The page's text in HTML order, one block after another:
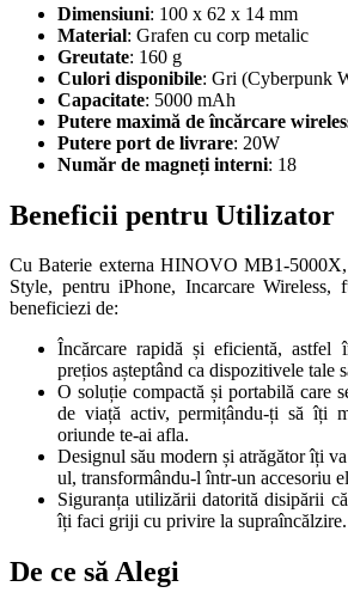
Dimensiuni: 100 x 62 x 14 mm
Material: Grafen cu corp metalic
Greutate: 160 g
Culori disponibile: Gri (Cyberpunk
Capacitate: 5000 mAh
Putere maximă de încărcare
Putere port de livrare: 20W
Număr de magneți interni: 18
Beneficii pentru Utilizator
Cu Baterie externa HINOVO MB1-
Style, pentru iPhone, Incarcare Wireless,
beneficiezi de:
Încărcare rapidă și eficientă,
prețios așteptând ca dispozitivele tale
O soluție compactă și portabilă care
de viață activ, permițându-ți să îți
oriunde te-ai afla.
Designul său modern și atrăgător îți
ul, transformându-l într-un accesoriu
Siguranța utilizării datorită disipării
îți faci griji cu privire la supraîncălzire.
De ce să Alegi